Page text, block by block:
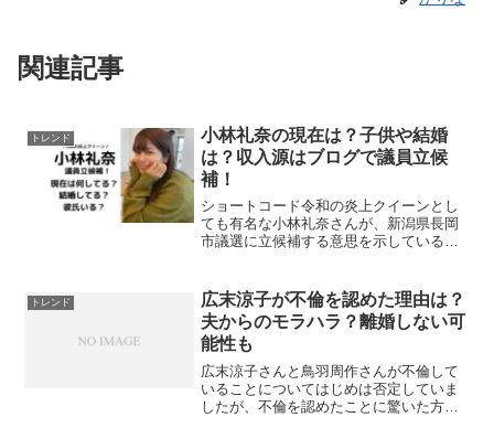
関連記事
トレンド
小林礼奈の現在は？子供や結婚
は？収入源はブログで議員立候
補！
ショートコード令和の炎上クイーンとし
ても有名な小林礼奈さんが、新潟県長岡
市議選に立候補する意思を示しているこ
ね！現在は何しているのでしょうか？現
在、結婚してるのか、また...
トレンド
広末涼子が不倫を認めた理由は？
夫からのモラハラ？離婚しない可
能性も
広末涼子さんと鳥羽周作さんが不倫して
いることについてはじめは否定していま
したが、不倫を認めたことに驚いた方も